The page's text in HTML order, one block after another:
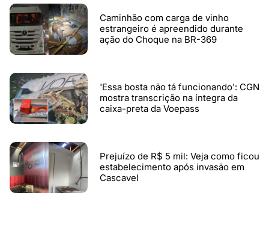
Caminhão com carga de vinho
estrangeiro é apreendido durante
ação do Choque na BR-369
'Essa bosta não tá funcionando': CGN
mostra transcrição na íntegra da
caixa-preta da Voepass
Prejuízo de R$ 5 mil: Veja como ficou
estabelecimento após invasão em
Cascavel